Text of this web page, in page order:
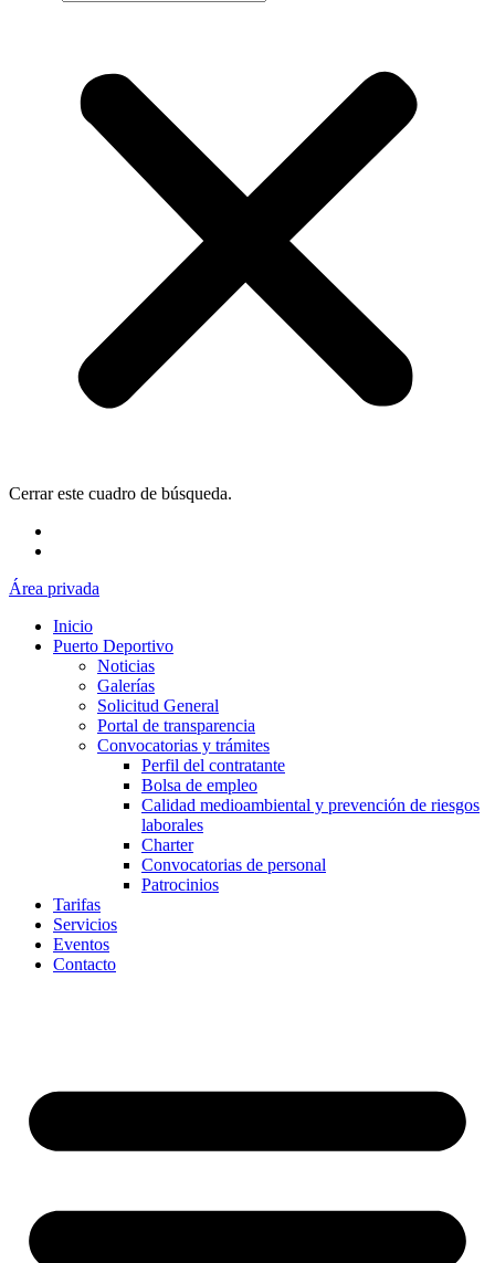
Cerrar este cuadro de búsqueda.
Área privada
Inicio
Puerto Deportivo
Noticias
Galerías
Solicitud General
Portal de transparencia
Convocatorias y trámites
Perfil del contratante
Bolsa de empleo
Calidad medioambiental y prevención de riesgos
laborales
Charter
Convocatorias de personal
Patrocinios
Tarifas
Servicios
Eventos
Contacto